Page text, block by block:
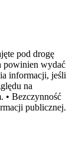
pod drogę
powinien wydać
informacji, jeśli
na
• Bezczynność
publicznej.